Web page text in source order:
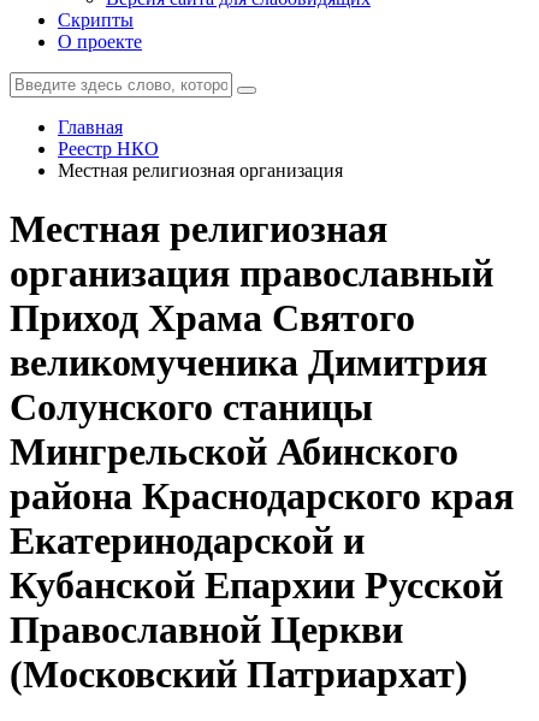
Скрипты
О проекте
Главная
Реестр НКО
Местная религиозная организация
Местная религиозная
организация православный
Приход Храма Святого
великомученика Димитрия
Солунского станицы
Мингрельской Абинского
района Краснодарского края
Екатеринодарской и
Кубанской Епархии Русской
Православной Церкви
(Московский Патриархат)